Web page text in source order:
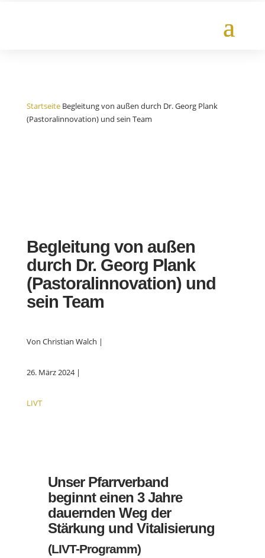
Startseite Begleitung von außen durch Dr. Georg Plank
(Pastoralinnovation) und sein Team
Begleitung von außen
durch Dr. Georg Plank
(Pastoralinnovation) und
sein Team
Von Christian Walch |
26. März 2024 |
LIVT
Unser Pfarrverband
beginnt einen 3 Jahre
dauernden Weg der
Stärkung und Vitalisierung
(LIVT-Programm)